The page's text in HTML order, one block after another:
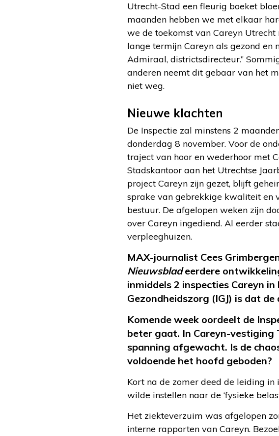
Utrecht-Stad een fleurig boeket
maanden hebben we met elkaar
we de toekomst van Careyn
lange termijn Careyn als gezond en
Admiraal, districtsdirecteur.”
anderen neemt dit gebaar van het
niet weg.
Nieuwe klachten
De Inspectie zal minstens 2
donderdag 8 november. Voor de
traject van hoor en wederhoor met
Stadskantoor aan het Utrechtse
project Careyn zijn gezet, blijft
sprake van gebrekkige kwaliteit en
bestuur. De afgelopen weken zijn
over Careyn ingediend. Al eerder
verpleeghuizen.
MAX-journalist Cees
Nieuwsbladeerdere
inmiddels 2 inspecties Careyn
Gezondheidszorg (IGJ) is dat
Komende week oordeelt de
beter gaat. In Careyn-
spanning afgewacht. Is de
voldoende het hoofd geboden?
Kort na de zomer deed de leiding
wilde instellen naar de ‘fysieke
Het ziekteverzuim was afgelopen
interne rapporten van Careyn.